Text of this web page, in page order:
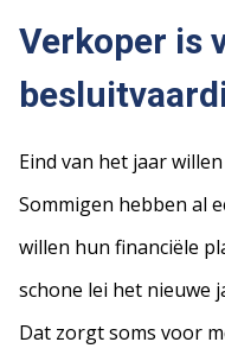
Verkoper is
Eind van het jaar
Sommigen hebben al
willen hun financiële
schone lei het nieuwe
Dat zorgt soms voor